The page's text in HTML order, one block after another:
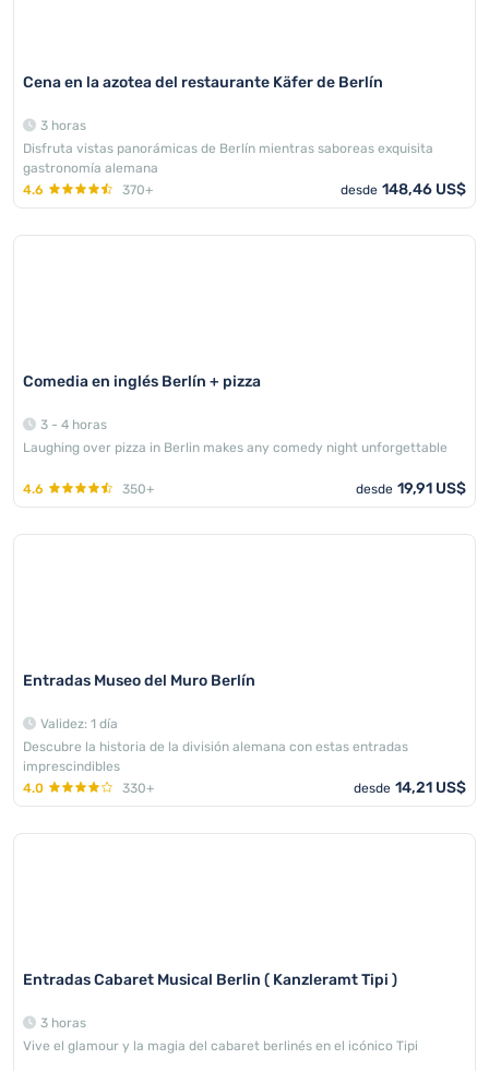
Cena en la azotea del restaurante Käfer de Berlín
3 horas
Disfruta vistas panorámicas de Berlín mientras saboreas exquisita
gastronomía alemana
4.6
370+ desde 148,46 US$
Comedia en inglés Berlín + pizza
3 - 4 horas
Laughing over pizza in Berlin makes any comedy night unforgettable
4.6 350+ desde 19,91 US$
Entradas Museo del Muro Berlín
Validez: 1 día
Descubre la historia de la división alemana con estas entradas
imprescindibles
4.0
330+ desde 14,21 US$
Entradas Cabaret Musical Berlin ( Kanzleramt Tipi )
3 horas
Vive el glamour y la magia del cabaret berlinés en el icónico Tipi